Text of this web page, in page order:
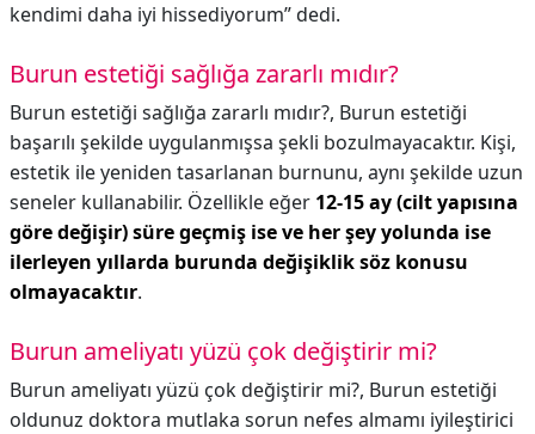
kendimi daha iyi hissediyorum” dedi.
Burun estetiği sağlığa zararlı mıdır?
Burun estetiği sağlığa zararlı mıdır?, Burun estetiği
başarılı şekilde uygulanmışsa şekli bozulmayacaktır. Kişi,
estetik ile yeniden tasarlanan burnunu, aynı şekilde uzun
seneler kullanabilir. Özellikle eğer 12-15 ay (cilt yapısına
göre değişir) süre geçmiş ise ve her şey yolunda ise
ilerleyen yıllarda burunda değişiklik söz konusu
olmayacaktır.
Burun ameliyatı yüzü çok değiştirir mi?
Burun ameliyatı yüzü çok değiştirir mi?, Burun estetiği
oldunuz doktora mutlaka sorun nefes almamı iyileştirici